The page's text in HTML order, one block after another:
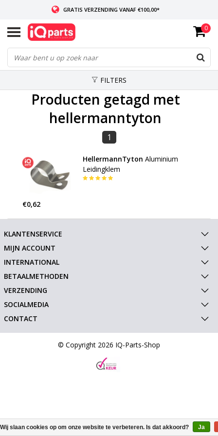
GRATIS VERZENDING VANAF €100,00*
INDIEN VOORRADIG: VOOR 14:00 BESTELD, ZELFDE DAG VERZONDEN
WERELDWIJDE LEVERING
0
FILTERS
Producten getagd met
hellermanntyton
1
HellermannTyton Aluminium
Leidingklem
€0,62
KLANTENSERVICE
MIJN ACCOUNT
INTERNATIONAL
BETAALMETHODEN
VERZENDING
SOCIALMEDIA
CONTACT
© Copyright 2026 IQ-Parts-Shop
Wij slaan cookies op om onze website te verbeteren. Is dat akkoord? Ja